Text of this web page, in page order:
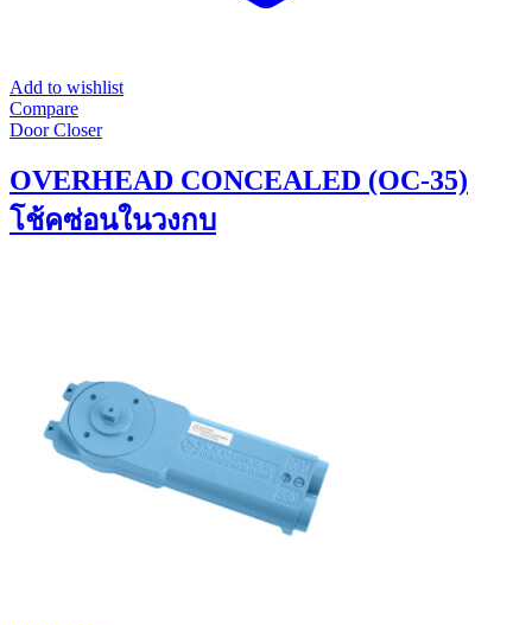
Add to wishlist
Compare
Door Closer
OVERHEAD CONCEALED (OC-35)
โช้คซ่อนในวงกบ